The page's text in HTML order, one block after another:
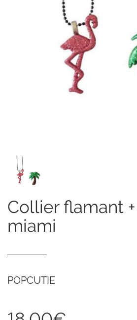
collier flamant + bague
miami
POPCUTIE